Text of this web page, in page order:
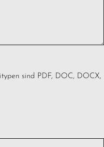
sind PDF, DOC, DOCX,